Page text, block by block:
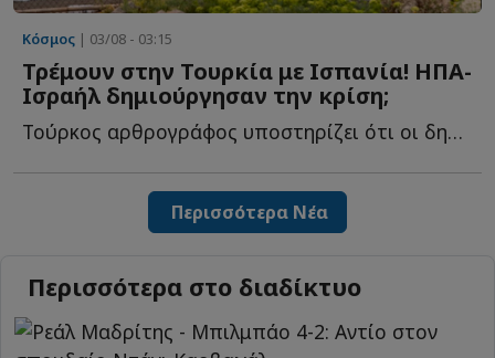
Κόσμος | 03/08 - 03:15
Τρέμουν στην Τουρκία με Ισπανία! ΗΠΑ-
Ισραήλ δημιούργησαν την κρίση;
Τούρκος αρθρογράφος υποστηρίζει ότι οι δημόσιες ευχαριστίες τ...
Περισσότερα Νέα
Περισσότερα στο διαδίκτυο